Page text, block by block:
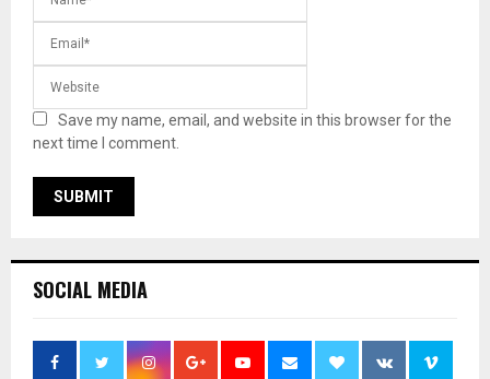
Save my name, email, and website in this browser for the
next time I comment.
SOCIAL MEDIA